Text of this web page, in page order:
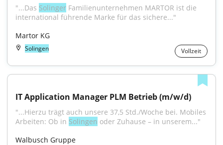
"...Das Solinger Familienunternehmen MARTOR ist die
international führende Marke für das sichere..."
Martor KG
Solingen Vollzeit
IT Application Manager PLM Betrieb (m/w/d)
"...Hierzu trägt auch unsere 37,5 Std./Woche bei. Mobiles
Arbeiten: Ob in Solingen oder Zuhause – in unserem..."
Walbusch Gruppe